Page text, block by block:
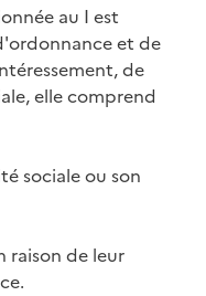
au I est
et de
de
elle comprend
sociale ou son
raison de leur